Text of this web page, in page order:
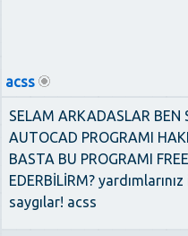
acss
SELAM ARKADASLAR BEN
AUTOCAD PROGRAMI
BASTA BU PROGRAMI
EDERBİLİRM?
saygılar! acss